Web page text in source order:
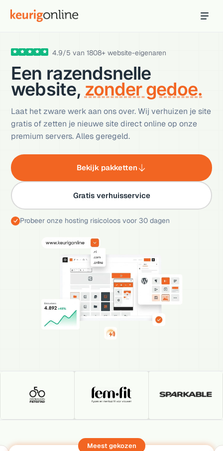
Hosting
Hosting & servers
Domeinnaam
Ondersteuning
Support & kennisbank
Je mail bekijken in een online omgeving
4.9/5 van1808+ website-eigenaren
Een razendsnelle
website, zonder gedoe.
Laat het zware werk aan ons over. Wij verhuizen je site
gratis of zetten je nieuwe site direct online op onze
premium servers. Alles geregeld.
Bekijk pakketten
Gratis verhuisservice
Probeer onze hosting risicoloos voor 30 dagen